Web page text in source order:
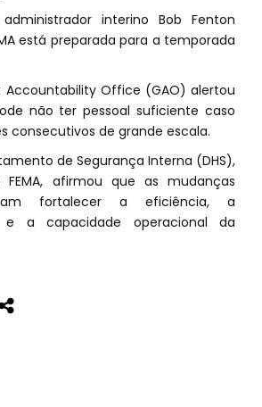
interino Bob Fenton
está preparada para a temporada
Accountability Office (GAO) alertou
não ter pessoal suficiente caso
consecutivos de grande escala.
de Segurança Interna (DHS),
FEMA, afirmou que as mudanças
fortalecer a eficiência, a
e a capacidade operacional da